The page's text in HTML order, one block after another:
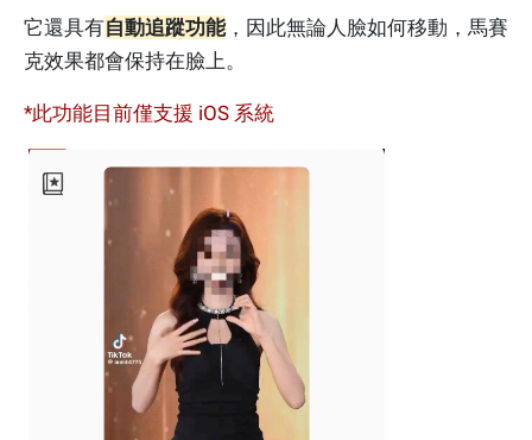
它還具有自動追蹤功能，因此無論人臉如何移動，馬賽
克效果都會保持在臉上。
*此功能目前僅支援 iOS 系統